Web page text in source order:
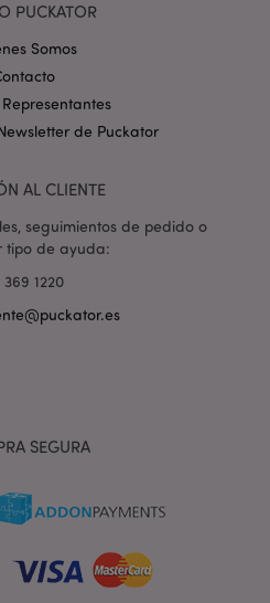
PUCKATOR
Somos
de Puckator
AL CLIENTE
seguimientos de pedido o
tipo de ayuda:
369 1220
SEGURA
.www.puckator.es